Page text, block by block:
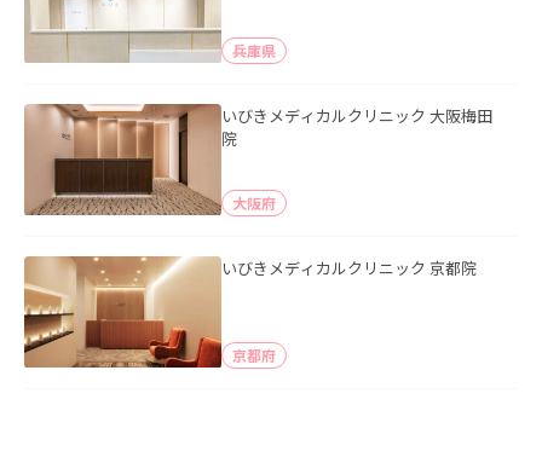
兵庫県
いびきメディカルクリニック 大阪梅田
院
大阪府
いびきメディカルクリニック 京都院
京都府